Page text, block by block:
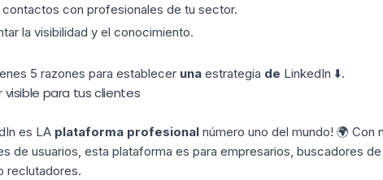
contactos con profesionales de tu sector.
la visibilidad y el conocimiento.
5 razones para establecer unaestrategia de LinkedIn ⬇️.
visible para tus clientes
es LA plataforma profesionalnúmero uno del mundo! 🌍 Con
de usuarios, esta plataforma es para empresarios, buscadores
reclutadores.